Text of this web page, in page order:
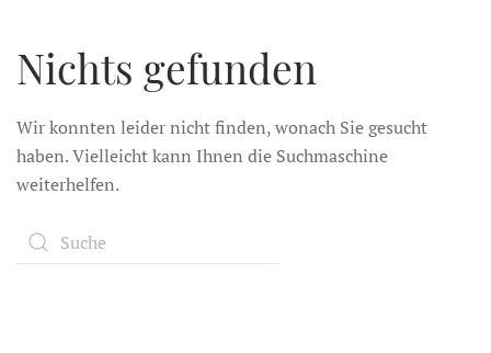
Zum Hauptinhalt springen
Nichts gefunden
Wir konnten leider nicht finden, wonach Sie gesucht
haben. Vielleicht kann Ihnen die Suchmaschine
weiterhelfen.